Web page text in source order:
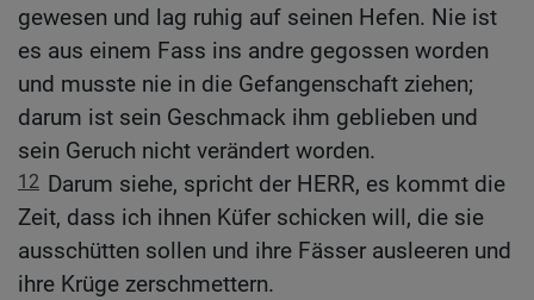
gewesen und lag ruhig auf seinen Hefen. Nie ist
es aus einem Fass ins andre gegossen worden
und musste nie in die Gefangenschaft ziehen;
darum ist sein Geschmack ihm geblieben und
sein Geruch nicht verändert worden.
12 Darum siehe, spricht der HERR, es kommt die
Zeit, dass ich ihnen Küfer schicken will, die sie
ausschütten sollen und ihre Fässer ausleeren und
ihre Krüge zerschmettern.